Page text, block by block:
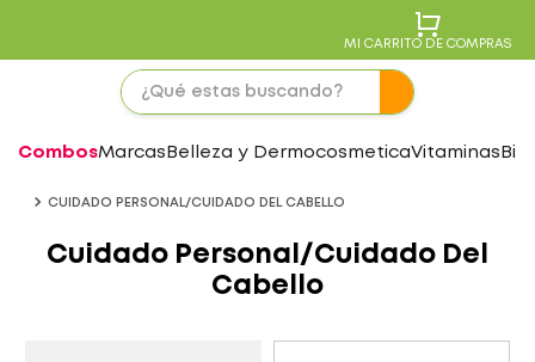
MI CARRITO DE COMPRAS
CombosMarcas Belleza y DermocosmeticaVitaminas
CUIDADO PERSONAL/CUIDADO DEL CABELLO
Cuidado Personal/Cuidado Del
Cabello